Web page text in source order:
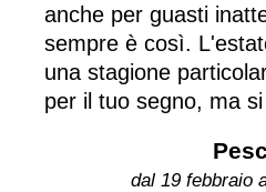
anche per guasti
sempre è così.
una stagione
per il tuo segno, ma
dal 19 febbraio